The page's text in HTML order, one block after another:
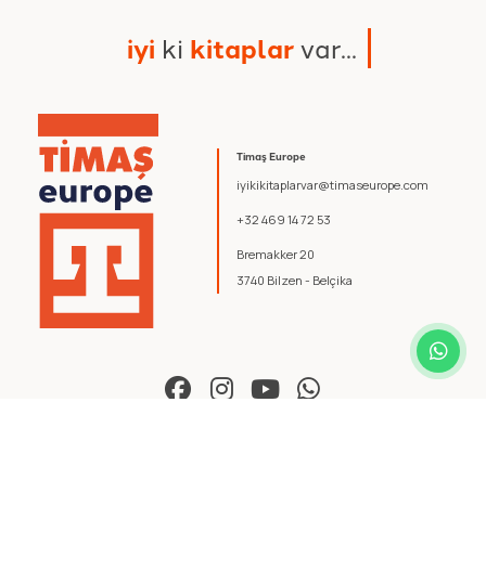
Timaş Europe
iyikikitaplarvar@timaseurope.com
+32 469 14 72 53
Bremakker 20
3740 Bilzen - Belçika
iyi ki kitaplarvar...